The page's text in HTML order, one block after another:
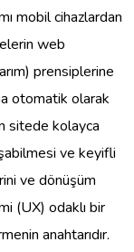
mobil cihazlardan
web
prensiplerine
otomatik olarak
sitede kolayca
ve keyifli
ve dönüşüm
(UX) odaklı bir
anahtarıdır.